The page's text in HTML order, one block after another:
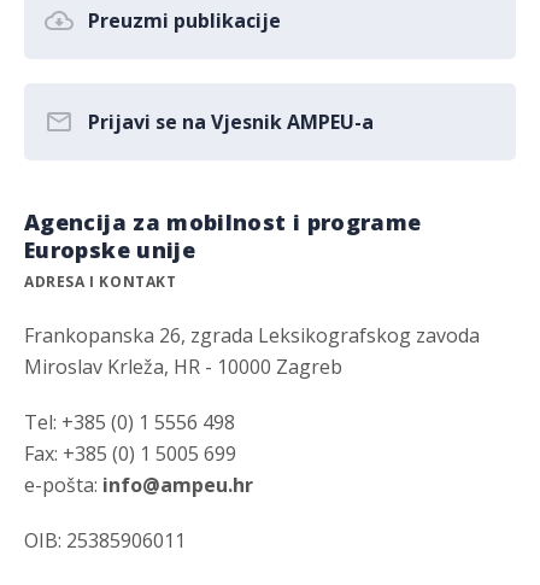
Preuzmi publikacije
Prijavi se na Vjesnik AMPEU-a
Agencija za mobilnost i programe
Europske unije
ADRESA I KONTAKT
Frankopanska 26, zgrada Leksikografskog zavoda
Miroslav Krleža, HR - 10000 Zagreb
Tel: +385 (0) 1 5556 498
Fax: +385 (0) 1 5005 699
e-pošta: info@ampeu.hr
OIB: 25385906011